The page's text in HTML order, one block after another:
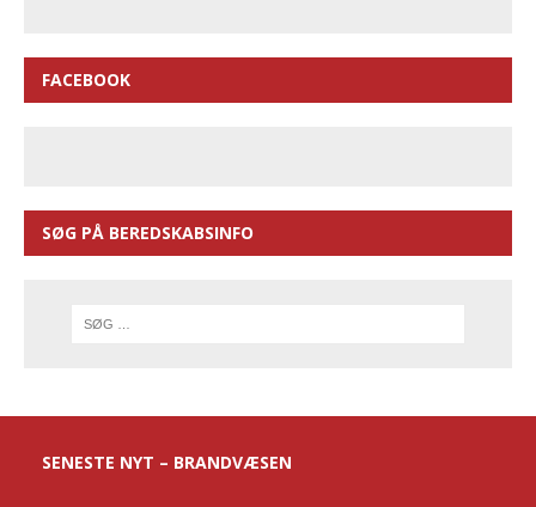
FACEBOOK
SØG PÅ BEREDSKABSINFO
SENESTE NYT – BRANDVÆSEN